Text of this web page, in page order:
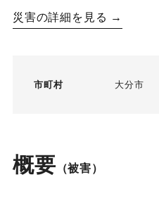
災害の詳細を見る →
市町村 大分市
概要 （被害）